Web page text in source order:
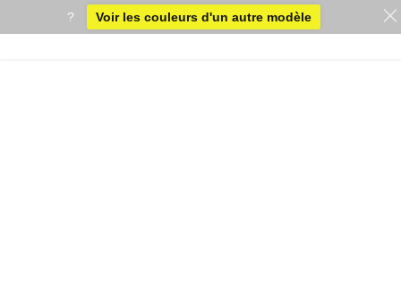
? Voir les couleurs d'un autre modèle